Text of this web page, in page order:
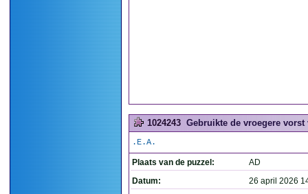
1024243 Gebruikte de vroegere
.E.A.
Plaats van de puzzel:
AD
Datum:
26 april 2026